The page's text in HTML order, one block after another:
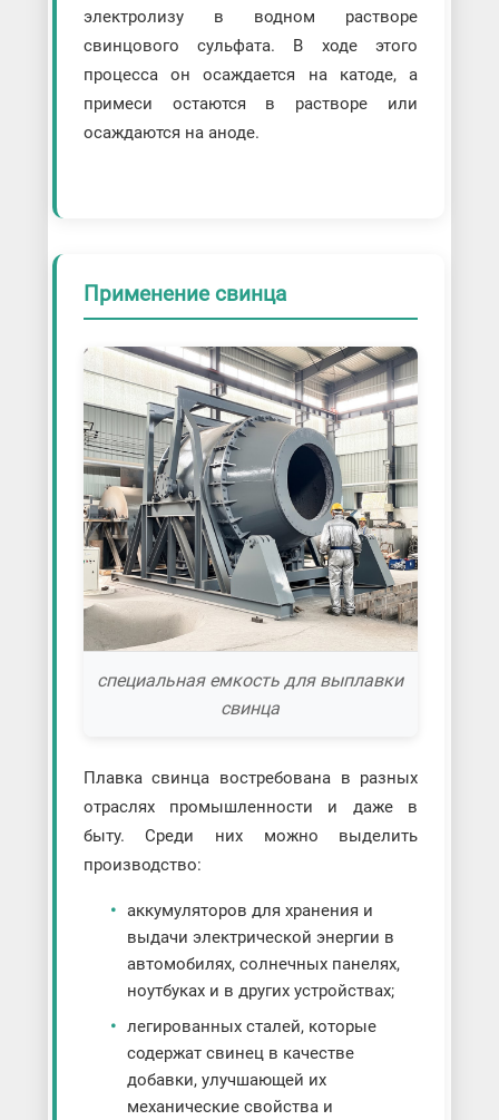
электролизу в водном растворе
свинцового сульфата. В ходе этого
процесса он осаждается на катоде, а
примеси остаются в растворе или
осаждаются на аноде.
Применение свинца
специальная емкость для выплавки
свинца
Плавка свинца востребована в разных
отраслях промышленности и даже в
быту. Среди них можно выделить
производство:
аккумуляторов для хранения и
выдачи электрической энергии в
автомобилях, солнечных панелях,
ноутбуках и в других устройствах;
легированных сталей, которые
содержат свинец в качестве
добавки, улучшающей их
механические свойства и